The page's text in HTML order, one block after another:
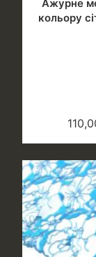
Ажурне
кольору